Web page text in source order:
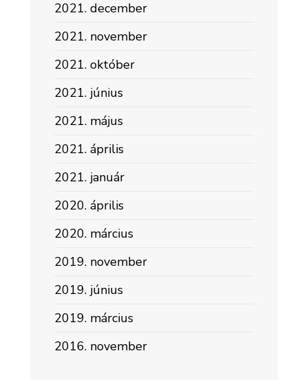
2021. december
2021. november
2021. október
2021. június
2021. május
2021. április
2021. január
2020. április
2020. március
2019. november
2019. június
2019. március
2016. november